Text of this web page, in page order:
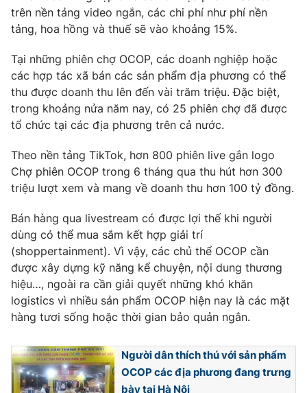
VTV9
Liên hệ tòa soạn English
THỜI BÁO VTV
Theo dõi báo trên
Cơ quan chủ quản:Đài Truyền hình Việt Nam
Cơ quan báo chí: Thời báo VTV
Giấy phép hoạt động báo in và báo điện tử số 483/GP-BTTTT
cấp ngày 29/12/2023
Phó Tổng Biên tập:Nguyễn Thị Mỹ Hạnh, Phạm Quốc Thắng,
Nguyễn Trọng Ninh
Tổng đài VTV:024.38 355 931 - 024.38 355 932
trên nền tảng video ngắn, các chi phí như phí nền
tảng, hoa hồng và thuế sẽ vào khoảng 15%.
Tại những phiên chợ OCOP, các doanh nghiệp hoặc
các hợp tác xã bán các sản phẩm địa phương có thể
thu được doanh thu lên đến vài trăm triệu. Đặc biệt,
trong khoảng nửa năm nay, có 25 phiên chợ đã được
tổ chức tại các địa phương trên cả nước.
Theo nền tảng TikTok, hơn 800 phiên live gắn logo
Chợ phiên OCOP trong 6 tháng qua thu hút hơn 300
triệu lượt xem và mang về doanh thu hơn 100 tỷ đồng.
Bán hàng qua livestream có được lợi thế khi người
dùng có thể mua sắm kết hợp giải trí
(shoppertainment). Vì vậy, các chủ thể OCOP cần
được xây dựng kỹ năng kể chuyện, nội dung thương
hiệu…, ngoài ra cần giải quyết những khó khăn
logistics vì nhiều sản phẩm OCOP hiện nay là các mặt
hàng tươi sống hoặc thời gian bảo quản ngắn.
Người dân thích thú với sản phẩm
OCOP các địa phương đang trưng
bày tại Hà Nội